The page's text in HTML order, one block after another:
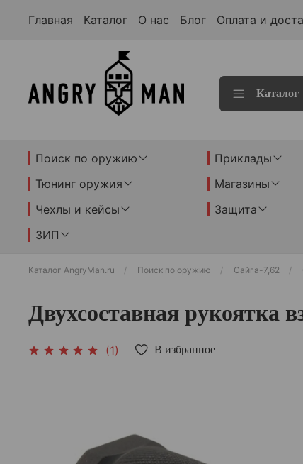
Главная Каталог О нас Блог Оплата и
Каталог
Поиск по оружию Приклады
Тюнинг оружия
Магазины
Чехлы и кейсы
Защита
ЗИП
Каталог AngryMan.ru Поиск по оружию Сайга-7,62
Двухсоставная рукоятка
(1) В избранное